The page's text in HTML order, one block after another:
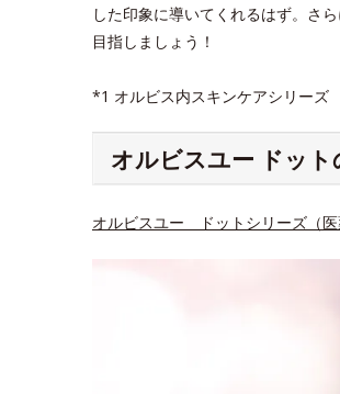
した印象に導いてくれるはず。さ
目指しましょう！
*1 オルビス内スキンケアシリー
オルビスユー ドット
オルビスユー ドットシリーズ（医